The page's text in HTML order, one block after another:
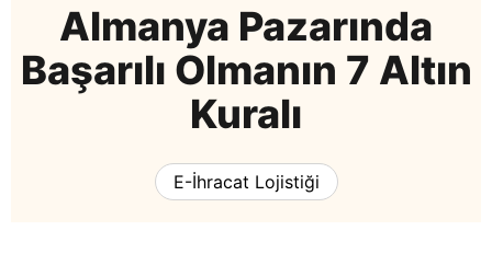
Yurtdışı Kargo
Navlun Yönetimi
E İhracat Lojistiği
Özellikler
Express Kargo
Awwex Nedir ?
Uluslararası Taşımacılık
Almanya Pazarında
Başarılı Olmanın 7 Altın
Kuralı
E-İhracat Lojistiği